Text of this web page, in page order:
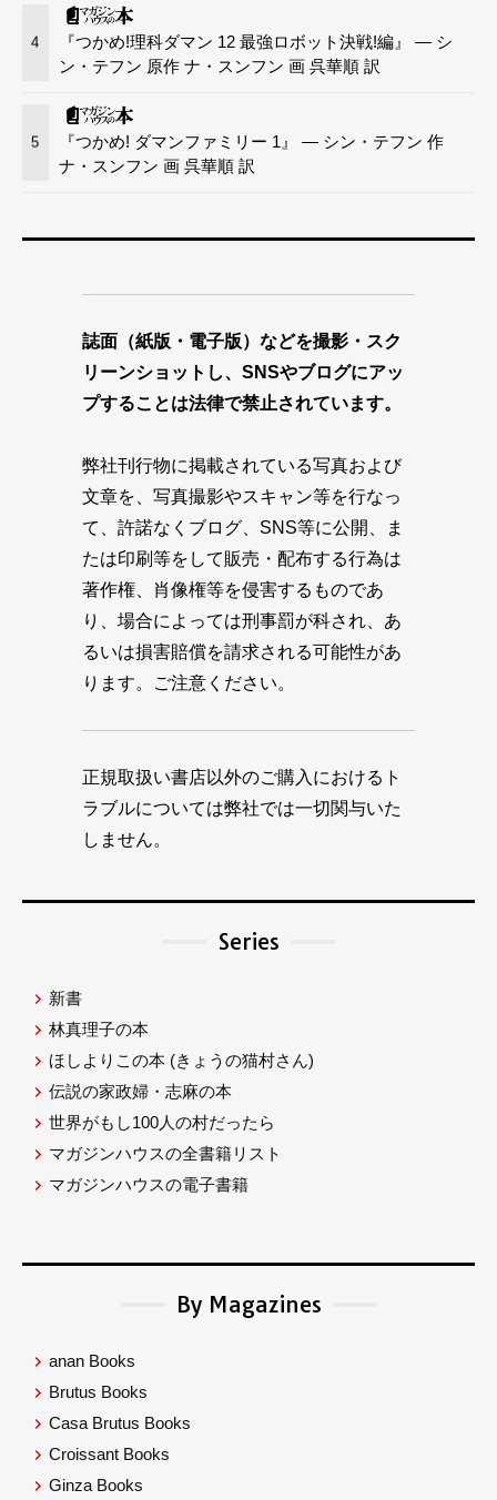
4
『つかめ!理科ダマン 12 最強ロボット決戦!編』 — シ
ン・テフン 原作 ナ・スンフン 画 呉華順 訳
5
『つかめ! ダマンファミリー 1』 — シン・テフン 作
ナ・スンフン 画 呉華順 訳
誌面（紙版・電子版）などを撮影・スク
リーンショットし、SNSやブログにアッ
プすることは法律で禁止されています。
弊社刊行物に掲載されている写真および
文章を、写真撮影やスキャン等を行なっ
て、許諾なくブログ、SNS等に公開、ま
たは印刷等をして販売・配布する行為は
著作権、肖像権等を侵害するものであ
り、場合によっては刑事罰が科され、あ
るいは損害賠償を請求される可能性があ
ります。ご注意ください。
正規取扱い書店以外のご購入におけるト
ラブルについては弊社では一切関与いた
しません。
Series
新書
林真理子の本
ほしよりこの本 (きょうの猫村さん)
伝説の家政婦・志麻の本
世界がもし100人の村だったら
マガジンハウスの全書籍リスト
マガジンハウスの電子書籍
By Magazines
anan Books
Brutus Books
Casa Brutus Books
Croissant Books
Ginza Books